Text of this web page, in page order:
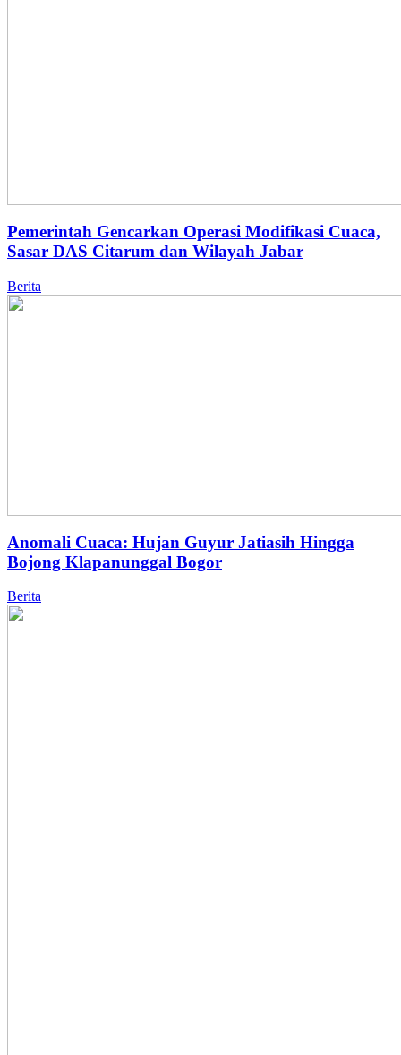
Pemerintah Gencarkan Operasi Modifikasi Cuaca,
Sasar DAS Citarum dan Wilayah Jabar
Berita
Anomali Cuaca: Hujan Guyur Jatiasih Hingga
Bojong Klapanunggal Bogor
Berita